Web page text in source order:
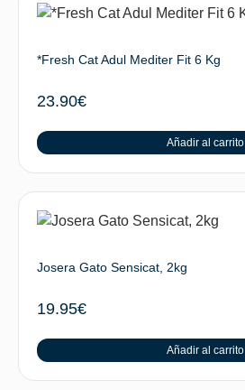
*Fresh Cat Adul Mediter Fit 6 Kg
23.90€
Añadir al carrito
Josera Gato Sensicat, 2kg
19.95€
Añadir al carrito